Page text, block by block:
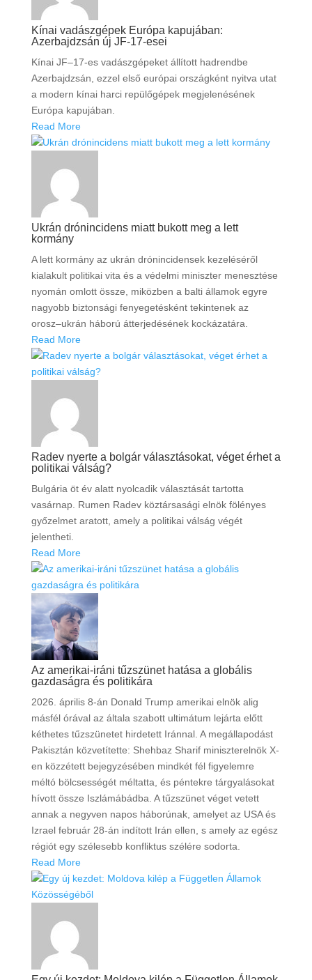
Kínai vadászgépek Európa kapujában:
Azerbajdzsán új JF-17-esei
Kínai JF–17-es vadászgépeket állított hadrendbe
Azerbajdzsán, ezzel első európai országként nyitva utat
a modern kínai harci repülőgépek megjelenésének
Európa kapujában.
Read More
Ukrán drónincidens miatt bukott meg a lett
kormány
A lett kormány az ukrán drónincidensek kezeléséről
kialakult politikai vita és a védelmi miniszter menesztése
nyomán omlott össze, miközben a balti államok egyre
nagyobb biztonsági fenyegetésként tekintenek az
orosz–ukrán háború átterjedésének kockázatára.
Read More
Radev nyerte a bolgár választásokat, véget érhet a
politikai válság?
Bulgária öt év alatt nyolcadik választását tartotta
vasárnap. Rumen Radev köztársasági elnök fölényes
győzelmet aratott, amely a politikai válság végét
jelentheti.
Read More
Az amerikai-iráni tűzszünet hatása a globális
gazdaságra és politikára
2026. április 8-án Donald Trump amerikai elnök alig
másfél órával az általa szabott ultimátum lejárta előtt
kéthetes tűzszünetet hirdetett Iránnal. A megállapodást
Pakisztán közvetítette: Shehbaz Sharif miniszterelnök X-
en közzétett bejegyzésében mindkét fél figyelemre
méltó bölcsességét méltatta, és péntekre tárgyalásokat
hívott össze Iszlámábádba. A tűzszünet véget vetett
annak a negyven napos háborúnak, amelyet az USA és
Izrael február 28-án indított Irán ellen, s amely az egész
régiót egy szélesebb konfliktus szélére sodorta.
Read More